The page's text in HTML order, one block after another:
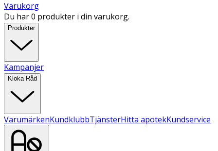
Varukorg
Du har 0 produkter i din varukorg.
Produkter
Kampanjer
Kloka Råd
VarumärkenKundklubbTjänsterHitta apotekKundservice